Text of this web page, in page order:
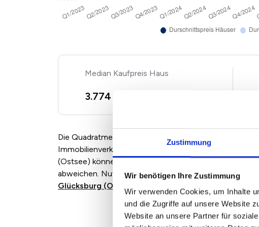
Zustimmung
Wir benötigen Ihre Zustimmung
Wir verwenden Cookies, um Inhalte
und die Zugriffe auf unsere Website
Website an unsere Partner für
Kaufpreis Haus
3.774 €/m
Die Quadratmeterpreise für Eigentumswohnungen
Immobilienverkäufern und Maklern angebotenen
(Ostsee) können je nach Marktlage, Zustand und
abweichen. Nutzen Sie für eine individuelle Bewertung
Glücksburg (Ostsee)